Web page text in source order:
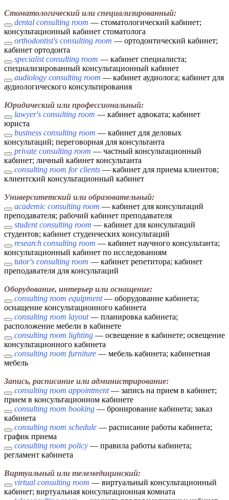
Стоматологический или специализированный:
dental consulting room — стоматологический кабинет;
консультационный кабинет стоматолога
orthodontist's consulting room — ортодонтический кабинет;
кабинет ортодонта
specialist consulting room — кабинет специалиста;
специализированный консультационный кабинет
audiology consulting room — кабинет аудиолога; кабинет для
аудиологического консультирования
Юридический или профессиональный:
lawyer's consulting room — кабинет адвоката; кабинет
юриста
business consulting room — кабинет для деловых
консультаций; переговорная для консультанта
private consulting room — частный консультационный
кабинет; личный кабинет консультанта
consulting room for clients — кабинет для приема клиентов;
клиентский консультационный кабинет
Университетский или образовательный:
academic consulting room — кабинет для консультаций
преподавателя; рабочий кабинет преподавателя
student consulting room — кабинет для консультаций
студентов; кабинет студенческих консультаций
research consulting room — кабинет научного консультанта;
консультационный кабинет по исследованиям
tutor's consulting room — кабинет репетитора; кабинет
преподавателя для консультаций
Оборудование, интерьер или оснащение:
consulting room equipment— оборудование кабинета;
оснащение консультационного кабинета
consulting room layout— планировка кабинета;
расположение мебели в кабинете
consulting room lighting — освещение в кабинете; освещение
консультационного кабинета
consulting room furniture — мебель кабинета; кабинетная
мебель
Запись, расписание или администрирование:
consulting room appointment— запись на прием в кабинет;
прием в консультационном кабинете
consulting room booking — бронирование кабинета; заказ
кабинета
consulting room schedule — расписание работы кабинета;
график приема
consulting room policy — правила работы кабинета;
регламент кабинета
Виртуальный или телемедицинский:
virtual consulting room — виртуальный консультационный
кабинет; виртуальная консультационная комната